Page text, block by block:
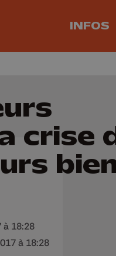
INFOS
crise
à 18:28
à 18:28